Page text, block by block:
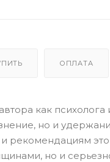
ОПЛАТА
как психолога
но и
рекомендациям
но и